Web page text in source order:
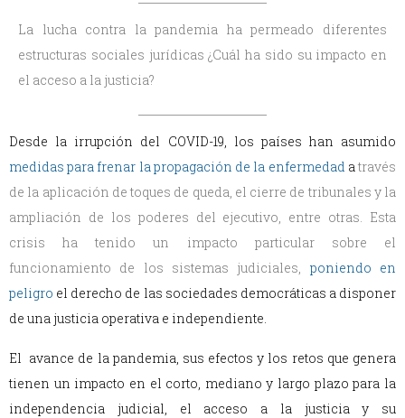
La lucha contra la pandemia ha permeado diferentes
estructuras sociales jurídicas ¿Cuál ha sido su impacto en
el acceso a la justicia?
Desde la irrupción del COVID-19, los países han asumido
medidas para frenar la propagación de la enfermedad a través
de la aplicación de toques de queda, el cierre de tribunales y la
ampliación de los poderes del ejecutivo, entre otras. Esta
crisis ha tenido un impacto particular sobre el
funcionamiento de los sistemas judiciales, poniendo en
peligro el derecho de las sociedades democráticas a disponer
de una justicia operativa e independiente.
El avance de la pandemia, sus efectos y los retos que genera
tienen un impacto en el corto, mediano y largo plazo para la
independencia judicial, el acceso a la justicia y su